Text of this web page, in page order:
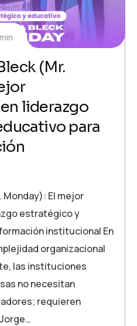
(Mr.
liderazgo
para
Monday): El mejor
estratégico y
institucional En
organizacional
las instituciones
no necesitan
requieren